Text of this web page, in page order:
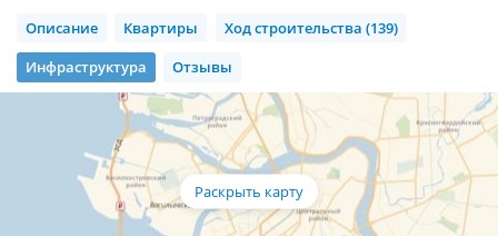
Описание Квартиры
Ход строительства (139)
Инфраструктура
Отзывы